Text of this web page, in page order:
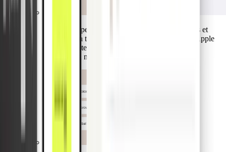
Vos clients peuvent utiliser leurs cartes physiques et
virtuelles en toute sécurité avec Google Pay ou Apple
Pay. Le portefeuille physique peut rester en toute
sécurité à la maison.